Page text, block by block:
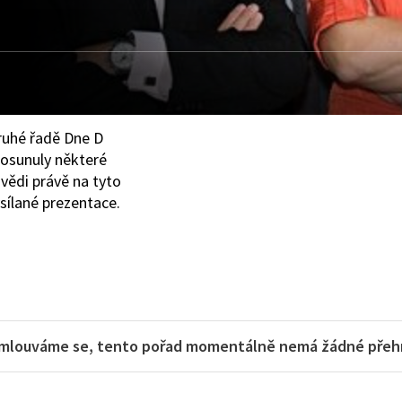
řadě Dne D
některé
právě na tyto
prezentace.
se, tento pořad momentálně nemá žádné